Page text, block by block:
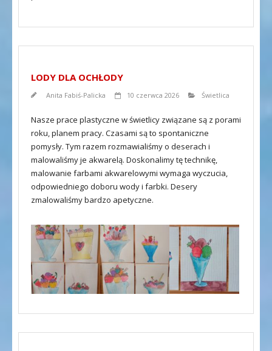
LODY DLA OCHŁODY
Anita Fabiś-Palicka 10 czerwca 2026 Świetlica
Nasze prace plastyczne w świetlicy związane są z porami
roku, planem pracy. Czasami są to spontaniczne
pomysły. Tym razem rozmawialiśmy o deserach i
malowaliśmy je akwarelą. Doskonalimy tę technikę,
malowanie farbami akwarelowymi wymaga wyczucia,
odpowiedniego doboru wody i farbki. Desery
zmalowaliśmy bardzo apetyczne.